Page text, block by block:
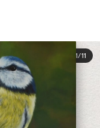
1/11